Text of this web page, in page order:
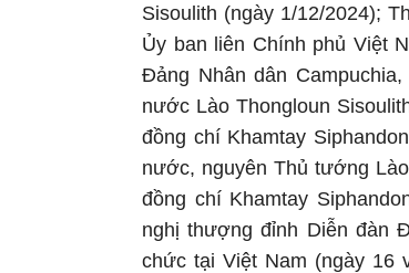
Sisoulith (ngày 1/12/2024);
Ủy ban liên Chính phủ Việt
Đảng Nhân dân
nước Lào Thongloun
đồng chí Khamtay
nước, nguyên Thủ tướng
đồng chí Khamtay
nghị thượng đỉnh Diễn đàn
chức tại Việt Nam (ngày 16